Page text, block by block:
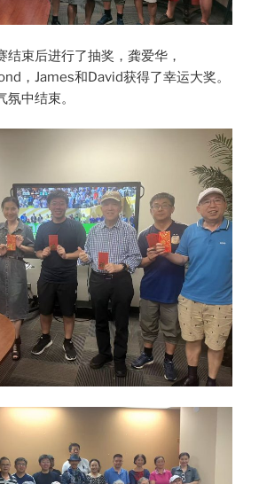
结束后进行了抽奖，龚爱华，
，James和David获得了幸运大奖。
中结束。